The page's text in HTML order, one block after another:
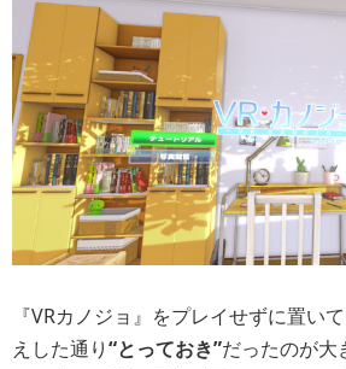
『VRカノジョ』をプレイせずに置い
えした通り“とっておき”だったのが大